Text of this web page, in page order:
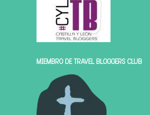
MIEMBRO DE TRAVEL BLOGGERS CLUB